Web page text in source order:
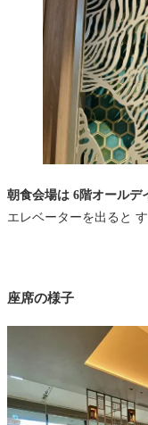
朝食会場は 6階オールデ
エレベーターを出ると
座席の様子